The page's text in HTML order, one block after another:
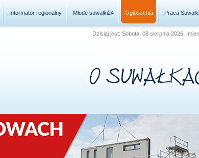
Informator regionalny Młode suwałki24 Ogłoszenia Praca Suwałki
Dzisiaj jest: Sobota, 08 sierpnia 2026.